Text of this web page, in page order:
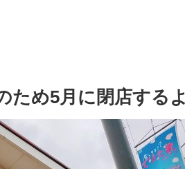
ため5月に閉店するよ